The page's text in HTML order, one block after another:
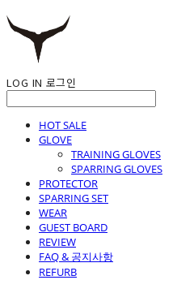
LOG IN 로그인
HOT SALE
GLOVE
TRAINING GLOVES
SPARRING GLOVES
PROTECTOR
SPARRING SET
WEAR
GUEST BOARD
REVIEW
FAQ & 공지사항
REFURB